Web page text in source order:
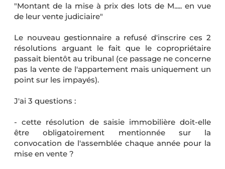
"Montant de la mise à prix des lots de M..... en vue
de leur vente judiciaire"
Le nouveau gestionnaire a refusé d'inscrire ces 2
résolutions arguant le fait que le copropriétaire
passait bientôt au tribunal (ce passage ne concerne
pas la vente de l'appartement mais uniquement un
point sur les impayés).
J'ai 3 questions :
- cette résolution de saisie immobilière doit-elle
être obligatoirement mentionnée sur la
convocation de l'assemblée chaque année pour la
mise en vente ?